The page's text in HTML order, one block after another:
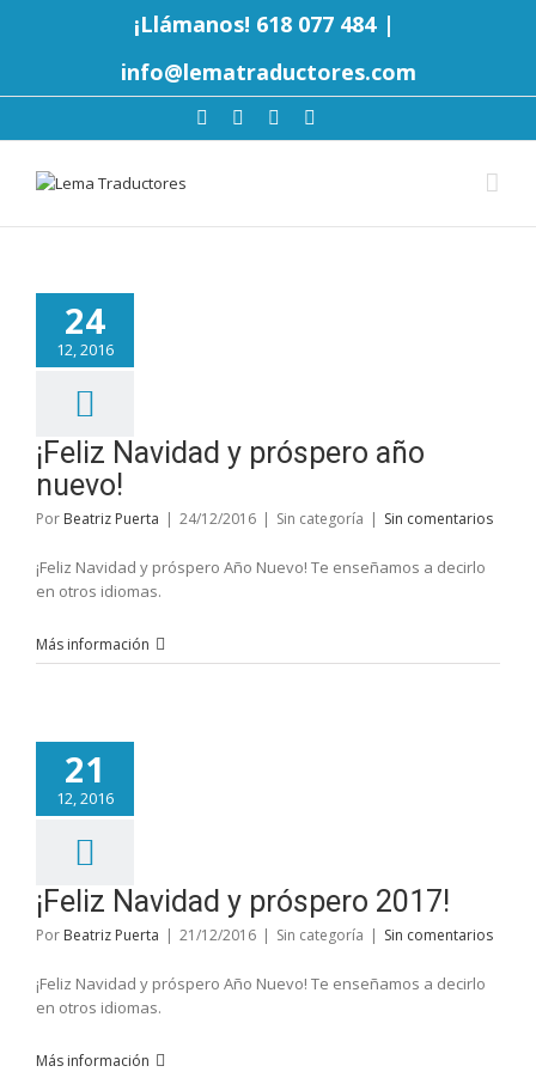
¡Llámanos! 618 077 484 |
info@lematraductores.com
24
12, 2016
¡Feliz Navidad y próspero año
nuevo!
Por Beatriz Puerta | 24/12/2016 | Sin categoría | Sin comentarios
¡Feliz Navidad y próspero Año Nuevo! Te enseñamos a decirlo
en otros idiomas.
Más información
21
12, 2016
¡Feliz Navidad y próspero 2017!
Por Beatriz Puerta | 21/12/2016 | Sin categoría | Sin comentarios
¡Feliz Navidad y próspero Año Nuevo! Te enseñamos a decirlo
en otros idiomas.
Más información